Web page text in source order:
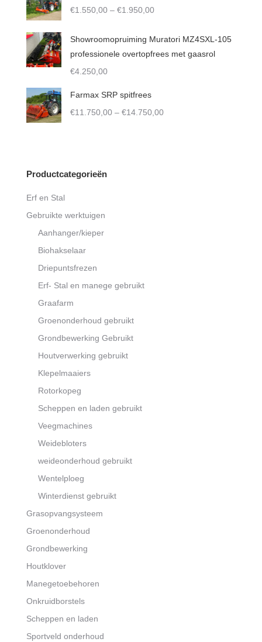
€1.550,00 – €1.950,00Price
€1.550,00
through
Showroomopruiming Muratori MZ4SXL-105
professionele overtopfrees met gaasrol
€4.250,00
Farmax SRP spitfrees
€11.750,00 – €14.750,00Price
Productcategorieën
Erf en Stal
Gebruikte werktuigen
Aanhanger/kieper
Biohakselaar
Driepuntsfrezen
Erf- Stal en manege gebruikt
Graafarm
Groenonderhoud gebruikt
Grondbewerking Gebruikt
Houtverwerking gebruikt
Klepelmaaiers
Rotorkopeg
Scheppen en laden gebruikt
Veegmachines
Weidebloters
weideonderhoud gebruikt
Wentelploeg
Winterdienst gebruikt
Grasopvangsysteem
Groenonderhoud
Grondbewerking
Houtklover
Manegetoebehoren
Onkruidborstels
Scheppen en laden
Sportveld onderhoud